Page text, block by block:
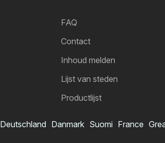
FAQ
Contact
Inhoud melden
Lijst van steden
Productlijst
Deutschland Danmark Suomi France